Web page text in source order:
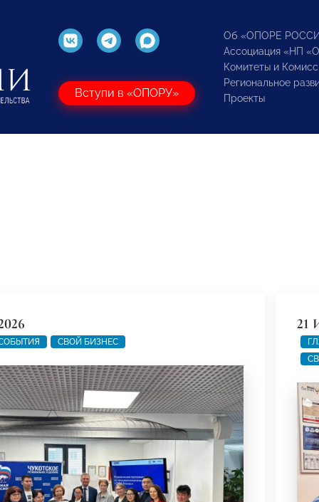
Вступи в «ОПОРУ»
Об «ОПОРЕ
Ассоциация «НП
Комитеты и
Региональное
Проекты
СВОЙ БИЗНЕС
21